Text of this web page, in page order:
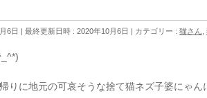
6日 最終更新日時 : 2020年10月6日 カテゴリー : 猫さん
りに地元の可哀そうな捨て猫ネズ子婆にゃん